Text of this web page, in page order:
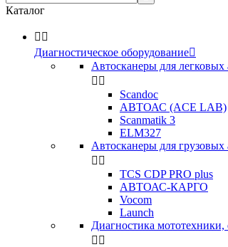
Каталог
 
Диагностическое оборудование
Автосканеры для легковых
 
Scandoc
АВТОАС (ACE LAB)
Scanmatik 3
ELM327
Автосканеры для
 
TCS CDP PRO plus
АВТОАС-КАРГО
Vocom
Launch
Диагностика
 